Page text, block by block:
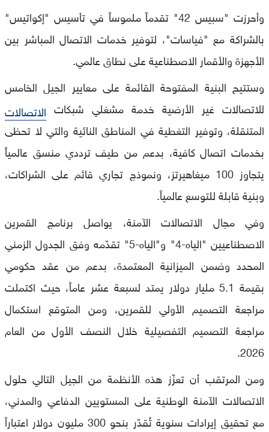
وأحرزت "سبيس 42" تقدماً ملموساً في تأسيس "إكواتيس"
بالشراكة مع "فياسات"، لتوفير خدمات الاتصال المباشر بين
الأجهزة والأقمار الاصطناعية على نطاق عالمي.
وستتيح البنية المفتوحة القائمة على معايير الجيل الخامس
للاتصالات غير الأرضية خدمة مشغلي شبكات الاتصالات
المتنقلة، وتوفير التغطية في المناطق النائية والتي لا تحظى
بخدمات اتصال كافية، بدعم من طيف ترددي منسق عالمياً
يتجاوز 100 ميغاهيرتز، ونموذج تجاري قائم على الشراكات،
وبنية قابلة للتوسع عالمياً.
وفي مجال الاتصالات الآمنة، يواصل برنامج القمرين
الاصطناعيين "الياه-4" و"الياه-5" تقدّمه وفق الجدول الزمني
المحدد وضمن الميزانية المعتمدة، بدعم من عقد حكومي
بقيمة 5.1 مليار دولار يمتد لسبعة عشر عاماً، حيث اكتملت
مراجعة التصميم الأولي للقمرين، ومن المتوقع استكمال
مراجعة التصميم التفصيلية خلال النصف الأول من العام
2026.
ومن المرتقب أن تعزّز هذه الأنظمة من الجيل التالي حلول
الاتصالات الآمنة الوطنية على المستويين الدفاعي والمدني،
مع تحقيق إيرادات سنوية تُقدّر بنحو 300 مليون دولار اعتباراً